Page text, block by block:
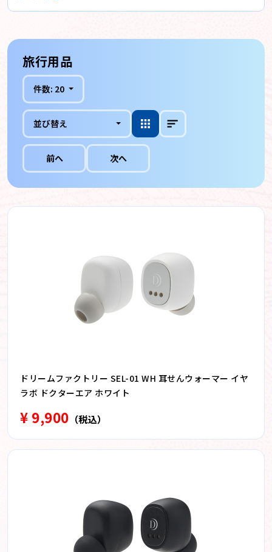
旅行用品
件数: 20
並び替え
前へ 次へ
ドリームファクトリー SEL-01 WH 耳せんウォーマー イヤ
ラボ ドクターエア ホワイト
¥ 9,900 （税込）